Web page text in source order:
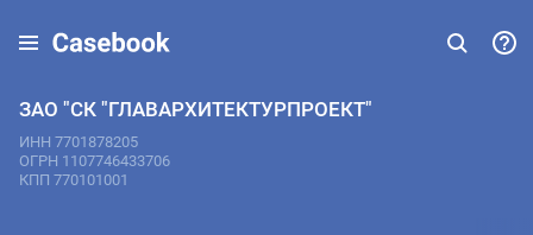
ЗАО "СК "ГЛАВАРХИТЕКТУРПРОЕКТ"
ИНН 7701878205
ОГРН 1107746433706
КПП 770101001